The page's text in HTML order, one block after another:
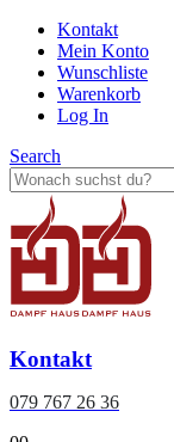
Kontakt
Mein Konto
Wunschliste
Warenkorb
Log In
Search
Kontakt
079 767 26 36